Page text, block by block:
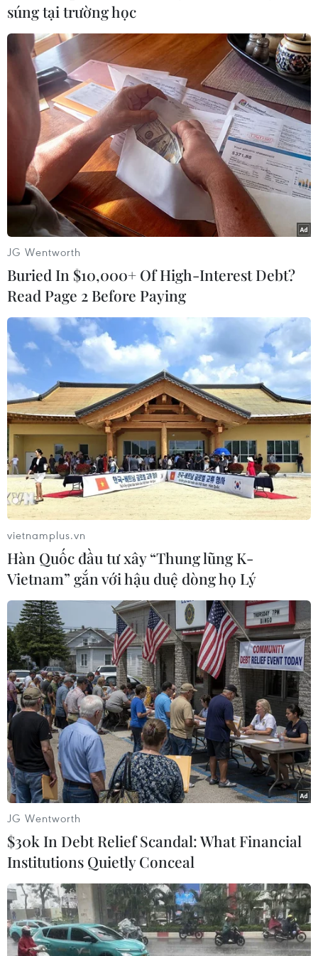
Như vậy, chỉ trong 24 giờ qua, số ca nhiễm ở
Đức đã tăng gần 3.098 người và 23 ca tử vong./.
(Vietnam+)
#Virus SARS-CoV-2 #COVID-19
#Bosch
#Công bộ thử nhanh virus SARS-CoV-2
Đức
Theo dõi VietnamPlus
TIN LIÊN QUAN
Bỉ chuẩn bị cho khả năng số bệnh
nhân COVID-19 tăng vọt
Nhà chức trách Bỉ cảnh báo số bệnh nhân mắc COVID-
19 có thể tăng nhanh trong vài ngày tới, buộc hệ thống y
tế phải chuẩn bị ngay những phương án ứng phó kịp
thời.
súng tại trường học
JG Wentworth
Buried In $10,000+ Of High-Interest Debt?
Read Page 2 Before Paying
vietnamplus.vn
Hàn Quốc đầu tư xây “Thung lũng K-
Vietnam” gắn với hậu duệ dòng họ Lý
JG Wentworth
$30k In Debt Relief Scandal: What Financial
Institutions Quietly Conceal